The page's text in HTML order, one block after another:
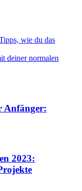
wie du das
deiner normalen
Anfänger:
2023: